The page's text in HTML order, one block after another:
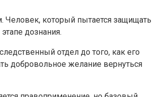
Человек, который пытается защищать
дознания.
отдел до того, как его
добровольное желание вернуться